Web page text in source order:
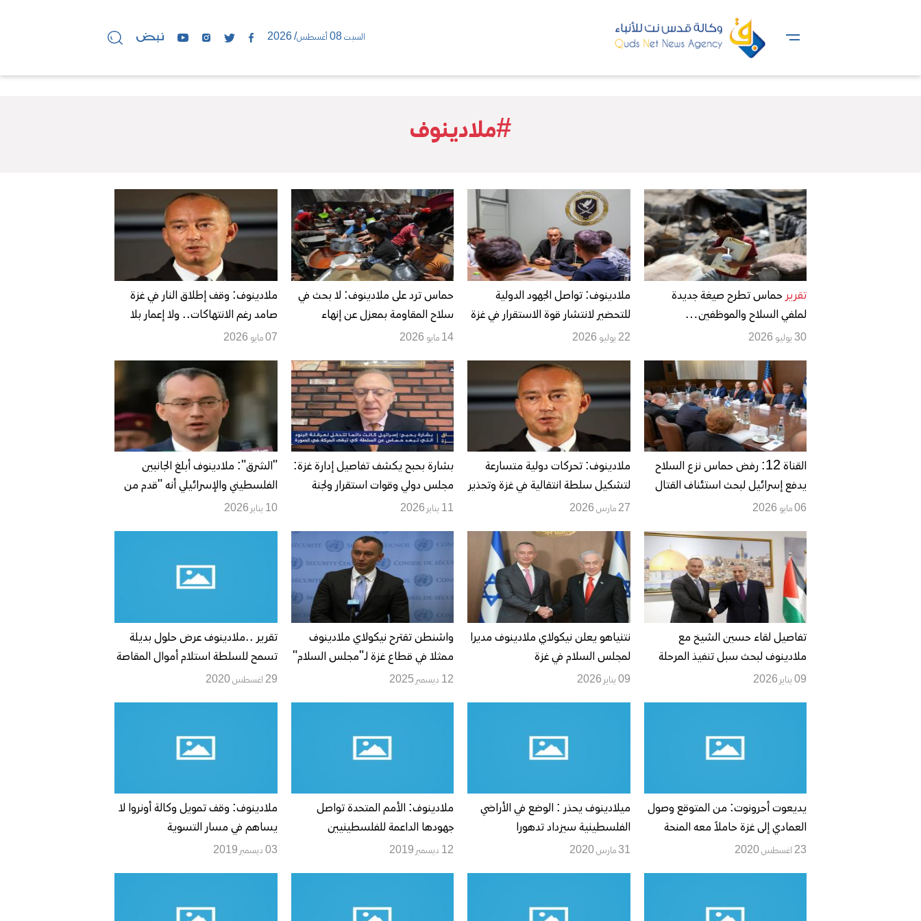
السبت 08 أغسطس/ 2026
#ملادينوف
تقرير حماس تطرح صيغة جديدة
لملفي السلاح والموظفين…
والوسطاء يدفعون نحو «صفقة
30 يوليو 2026
ملادينوف: تواصل الجهود الدولية
للتحضير لانتشار قوة الاستقرار في غزة
22 يوليو 2026
حماس ترد على ملادينوف: لا بحث في
سلاح المقاومة بمعزل عن إنهاء
الاحتلال وإقامة الدولة
14 مايو 2026
ملادينوف: وقف إطلاق النار في غزة
صامد رغم الانتهاكات.. ولا إعمار بلا
ضمانات تمنع العودة للحرب
07 مايو 2026
القناة 12: رفض حماس نزع السلاح
يدفع إسرائيل لبحث استئناف القتال
في غزة
06 مايو 2026
ملادينوف: تحركات دولية متسارعة
لتشكيل سلطة انتقالية في غزة وتحذير
من تداعيات التأخير
27 مارس 2026
بشارة بحبح يكشف تفاصيل إدارة غزة:
مجلس دولي وقوات استقرار ولجنة
تكنوقراط
11 يناير 2026
"الشرق": ملادينوف أبلغ الجانبين
الفلسطيني والإسرائيلي أنه "قدم من
أجل التعرف على الواقع القائم والفرص
10 يناير 2026
تفاصيل لقاء حسين الشيخ مع
ملادينوف لبحث سبل تنفيذ المرحلة
الثانية من خطة ترامب بشأن غزة
09 يناير 2026
نتنياهو يعلن نيكولاي ملادينوف مديرا
لمجلس السلام في غزة
09 يناير 2026
واشنطن تقترح نيكولاي ملادينوف
ممثلا في قطاع غزة لـ"مجلس السلام"
12 ديسمبر 2025
تقرير ..ملادينوف عرض حلول بديلة
تسمح للسلطة استلام أموال المقاصة
لكن اسرائيل رفضت
29 اغسطس 2020
يديعوت أحرونوت: من المتوقع وصول
العمادي إلى غزة حاملاً معه المنحة
المالية الشهرية
23 اغسطس 2020
ميلادينوف يحذر : الوضع في الأراضي
الفلسطينية سيزداد تدهورا
31 مارس 2020
ملادينوف: الأمم المتحدة تواصل
جهودها الداعمة للفلسطينيين
بممارسة حقهم بانتخاب قادتهم
12 ديسمبر 2019
ملادينوف: وقف تمويل وكالة أونروا لا
يساهم في مسار التسوية
03 ديسمبر 2019